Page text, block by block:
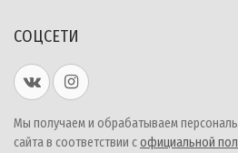
СОЦСЕТИ
Мы получаем и обрабатываем
сайта в соответствии софициальной